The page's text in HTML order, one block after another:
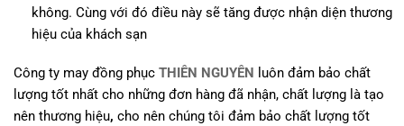
không. Cùng với đó điều này sẽ tăng được nhận diện thương
hiệu của khách sạn
Công ty may đồng phục THIÊN NGUYÊN luôn đảm bảo chất
lượng tốt nhất cho những đơn hàng đã nhận, chất lượng là tạo
nên thương hiệu, cho nên chúng tôi đảm bảo chất lượng tốt